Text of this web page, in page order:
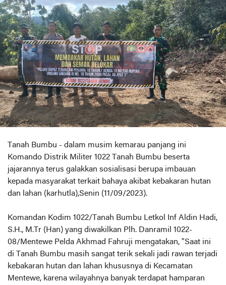
Tanah Bumbu - dalam musim kemarau panjang ini
Komando Distrik Militer 1022 Tanah Bumbu beserta
jajarannya terus galakkan sosialisasi berupa imbauan
kepada masyarakat terkait bahaya akibat kebakaran hutan
dan lahan (karhutla),Senin (11/09/2023).
Komandan Kodim 1022/Tanah Bumbu Letkol Inf Aldin Hadi,
S.H., M.Tr (Han) yang diwakilkan Plh. Danramil 1022-
08/Mentewe Pelda Akhmad Fahruji mengatakan, "Saat ini
di Tanah Bumbu masih sangat terik sekali jadi rawan terjadi
kebakaran hutan dan lahan khususnya di Kecamatan
Mentewe, karena wilayahnya banyak terdapat hamparan